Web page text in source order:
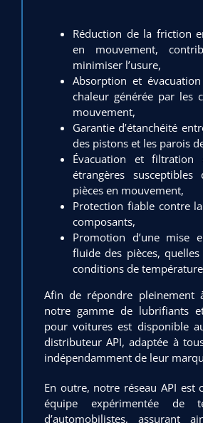
Réduction de la friction
en mouvement,
minimiser l’usure,
Absorption et
chaleur générée par les
mouvement,
Garantie d’étanchéité
des pistons et les parois
Évacuation et filtration
étrangères susceptibles
pièces en mouvement,
Protection fiable contre
composants,
Promotion d’une mise
fluide des pièces,
conditions de
Afin de répondre pleinement
notre gamme de lubrifiants et
pour voitures est disponible
distributeur API, adaptée à
indépendamment de leur
En outre, notre réseau API est
équipe expérimentée de
d’automobilistes, assurant